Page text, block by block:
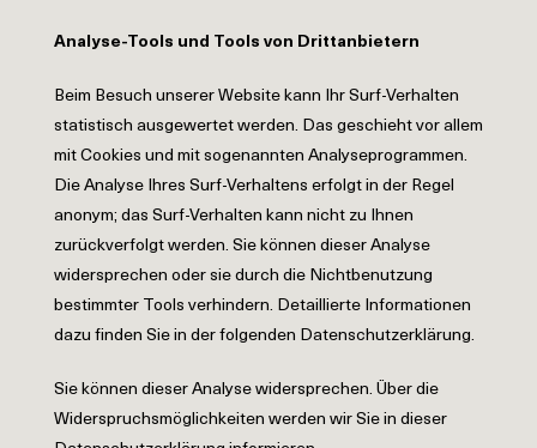
Analyse-Tools und Tools von Drittanbietern
Beim Besuch unserer Website kann Ihr Surf-Verhalten
statistisch ausgewertet werden. Das geschieht vor allem
mit Cookies und mit sogenannten Analyseprogrammen.
Die Analyse Ihres Surf-Verhaltens erfolgt in der Regel
anonym; das Surf-Verhalten kann nicht zu Ihnen
zurückverfolgt werden. Sie können dieser Analyse
widersprechen oder sie durch die Nichtbenutzung
bestimmter Tools verhindern. Detaillierte Informationen
dazu finden Sie in der folgenden Datenschutzerklärung.
Sie können dieser Analyse widersprechen. Über die
Widerspruchsmöglichkeiten werden wir Sie in dieser